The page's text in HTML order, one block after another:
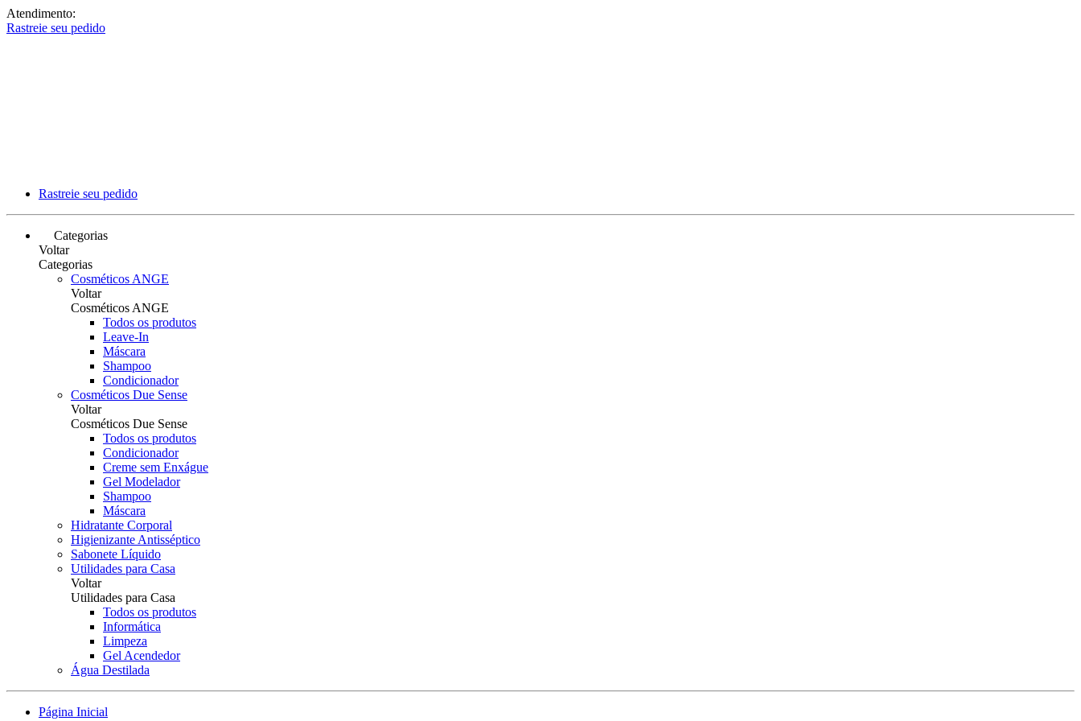
Atendimento:
Rastreie seu pedido
Rastreie seu pedido
Categorias
Voltar
Categorias
Cosméticos ANGE
Voltar
Cosméticos ANGE
Todos os produtos
Leave-In
Máscara
Shampoo
Condicionador
Cosméticos Due Sense
Voltar
Cosméticos Due Sense
Todos os produtos
Condicionador
Creme sem Enxágue
Gel Modelador
Shampoo
Máscara
Hidratante Corporal
Higienizante Antisséptico
Sabonete Líquido
Utilidades para Casa
Voltar
Utilidades para Casa
Todos os produtos
Informática
Limpeza
Gel Acendedor
Água Destilada
Página Inicial